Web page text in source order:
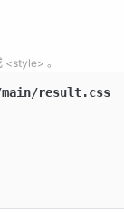
<style> 。
main/result.css